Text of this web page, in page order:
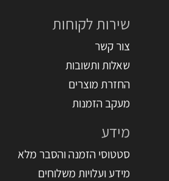
שירות לקוחות
צור קשר
שאלות ותשובות
החזרת מוצרים
מעקב הזמנות
מידע
סטטוסי הזמנה והסבר מלא
מידע ועלויות משלוחים